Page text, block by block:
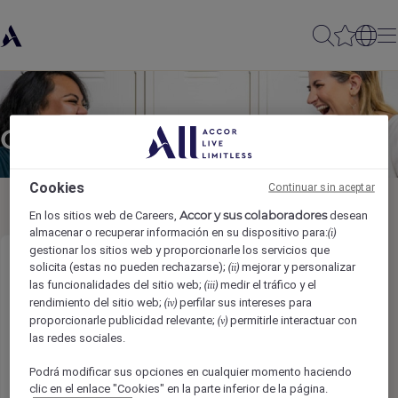
Compartir con amigos
Coordinador de Grupos
Nombre del remitente*
Cookies
En los sitios web de Careers,Accor y sus colaboradoresdesean
almacenar o recuperar información en su dispositivo para:(i)
gestionar los sitios web y proporcionarle los servicios que
solicita (estas no pueden rechazarse);(ii) mejorar y personalizar
las funcionalidades del sitio web;(iii) medir el tráfico y el
rendimiento del sitio web;(iv) perfilar sus intereses para
proporcionarle publicidad relevante;(v) permitirle interactuar con
las redes sociales.
Podrá modificar sus opciones en cualquier momento haciendo
clic en el enlace "Cookies" en la parte inferior de la página.
Continuar sin aceptar